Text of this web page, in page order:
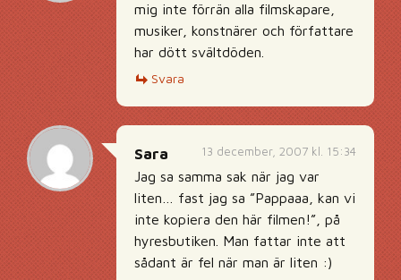
mig inte förrän alla filmskapare,
musiker, konstnärer och författare
har dött svältdöden.
Svara
13 december, 2007 kl. 15:34
Sara
Jag sa samma sak när jag var
liten… fast jag sa ”Pappaaa, kan vi
inte kopiera den här filmen!”, på
hyresbutiken. Man fattar inte att
sådant är fel när man är liten :)